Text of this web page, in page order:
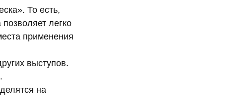
То есть,
легко
применения
выступов.
на